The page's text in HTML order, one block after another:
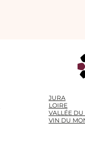
JURA
LOIRE
VALLÉE DU
VIN DU